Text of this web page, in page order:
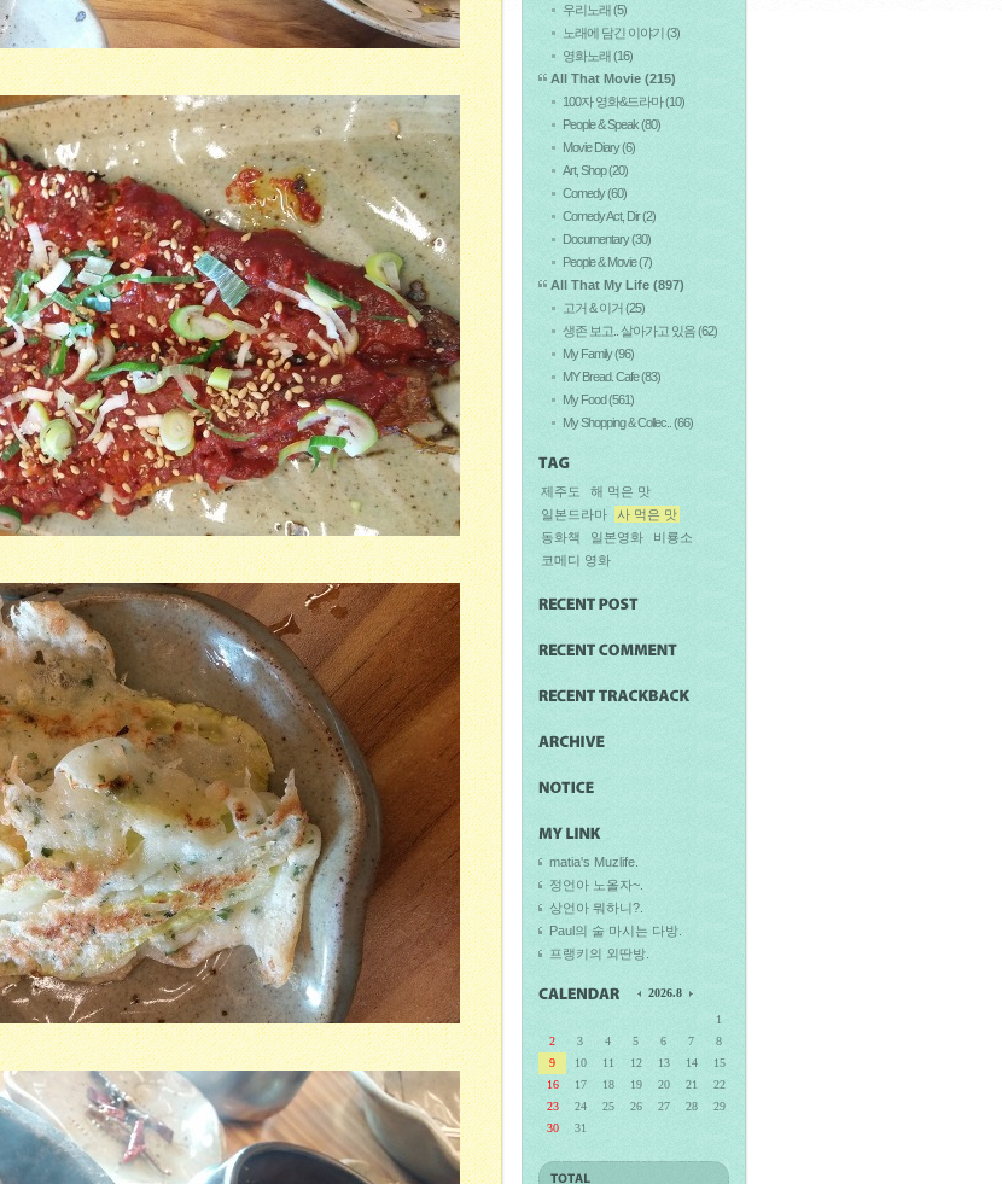
우리노래(5)
노래에 담긴 이야기(3)
영화노래(16)
All That Movie (215)
100자 영화&드라마(10)
People & Speak(80)
Movie Diary(6)
Art, Shop(20)
Comedy(60)
Comedy Act, Dir(2)
Documentary(30)
People & Movie(7)
All That My Life (897)
고거 & 이거 (25)
생존 보고.. 살아가고 있음(62)
My Family(96)
MY Bread. Cafe(83)
My Food(561)
My Shopping & Collec.. (66)
제주도
해 먹은 맛
일본드라마
사 먹은 맛
동화책
일본영화
비룡소
코메디 영화
matia's Muzlife.
정언아 노올자~.
상언아 뭐하니?.
Paul의 술 마시는 다방.
프랭키의 외딴방.
2026.8
1
2
3 4 5 6 7
8
9
10 11 12 13 14
15
16
17 18 19 20 21
22
23
24 25 26 27 28
29
30
31